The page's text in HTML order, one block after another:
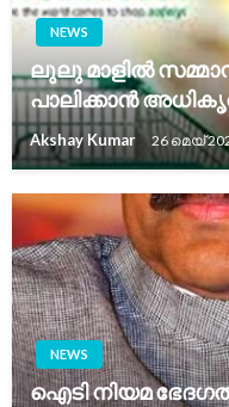
NEWS
ലുലു മാളിൽ
പാലിക്കാൻ
Akshay Kumar 26 മെയ്‌
NEWS
ഐടി നിയമ